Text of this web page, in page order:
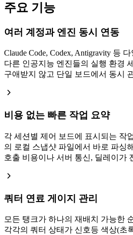
주요 기능
여러 계정과 엔진 동시 연동
Claude Code, Codex, Antigravity 등
다른 인공지능 엔진들의 실행 환경
구애받지 않고 단일 보드에서 동시
비용 없는 빠른 작업 요약
각 세션별 제어 보드에 표시되는 작
의 로컬 스냅샷 파일에서 바로 파싱
호출 비용이나 서버 통신, 딜레이가
쿼터 연료 게이지 관리
모든 탱크가 하나의 재배치 가능한
각각의 쿼터 상태가 신호등 색상(초